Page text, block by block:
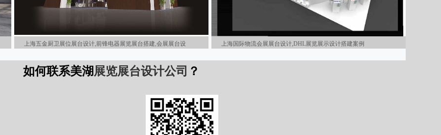
上海五金厨卫展位展台设计,前锋电器展览展台搭建,会展展台设 上海国际物流会展展台设计,DHL展览展示设计搭建案例
如何联系美湖展览展台设计公司 ？